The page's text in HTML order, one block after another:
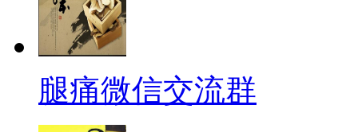
腿痛微信交流群